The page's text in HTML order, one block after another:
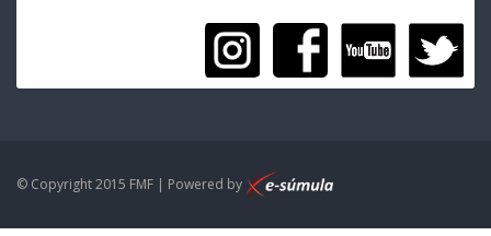
© Copyright 2015 FMF | Powered by